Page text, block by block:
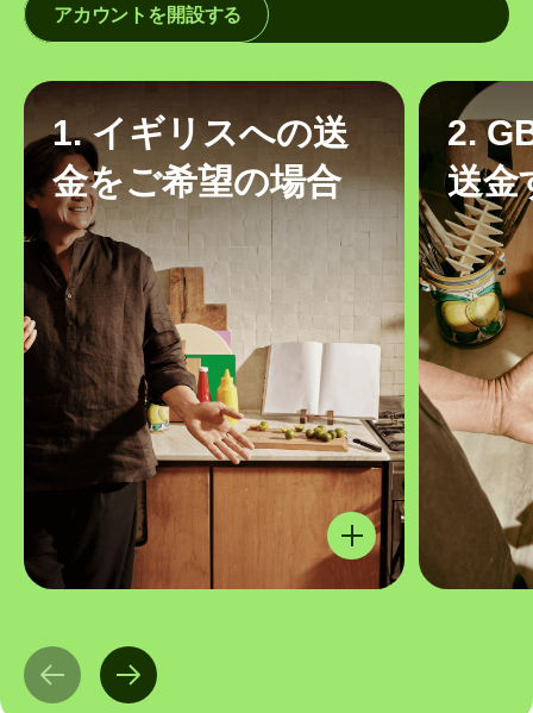
アカウントを開設する
1. イギリスへの送
金をご希望の場合
2.
送金